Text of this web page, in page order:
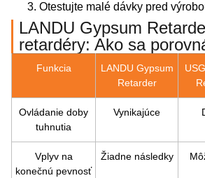
Otestujte malé dávky pred
LANDU Gypsum
retardéry: Ako sa
Funkcia
LANDU Gypsum
Retarder
Ovládanie doby
tuhnutia
Vynikajúce
Vplyv na
konečnú pevnosť
Žiadne následky